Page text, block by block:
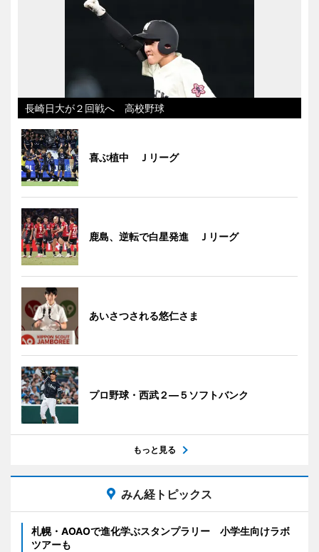
長崎日大が２回戦へ 高校野球
喜ぶ植中 Ｊリーグ
鹿島、逆転で白星発進 Ｊリーグ
あいさつされる悠仁さま
プロ野球・西武２―５ソフトバンク
もっと見る
みん経トピックス
札幌・AOAOで進化学ぶスタンプラリー 小学生向けラボ
ツアーも